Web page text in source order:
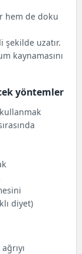
hem de doku
şekilde uzatır.
kaynamasını
yöntemler
diyet)